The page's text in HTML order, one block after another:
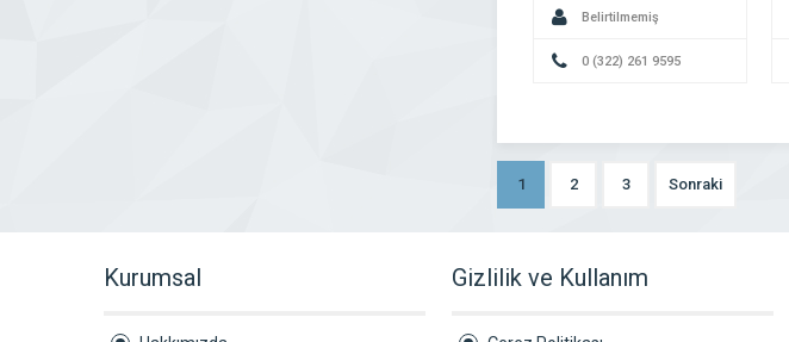
Belirtilmemiş
0 (322) 261 9595
1 2 3 Sonraki
Kurumsal Gizlilik ve Kullanım